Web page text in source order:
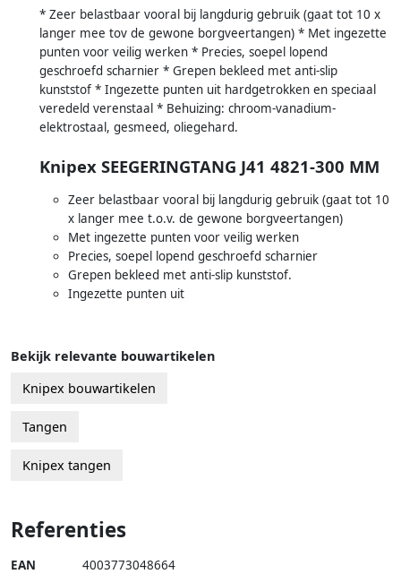
* Zeer belastbaar vooral bij langdurig gebruik (gaat tot 10 x
langer mee tov de gewone borgveertangen) * Met ingezette
punten voor veilig werken * Precies, soepel lopend
geschroefd scharnier * Grepen bekleed met anti-slip
kunststof * Ingezette punten uit hardgetrokken en speciaal
veredeld verenstaal * Behuizing: chroom-vanadium-
elektrostaal, gesmeed, oliegehard.
Knipex SEEGERINGTANG J41 4821-300 MM
Zeer belastbaar vooral bij langdurig gebruik (gaat tot 10
x langer mee t.o.v. de gewone borgveertangen)
Met ingezette punten voor veilig werken
Precies, soepel lopend geschroefd scharnier
Grepen bekleed met anti-slip kunststof.
Ingezette punten uit
Bekijk relevante bouwartikelen
Knipex bouwartikelen
Tangen
Knipex tangen
Referenties
EAN 4003773048664